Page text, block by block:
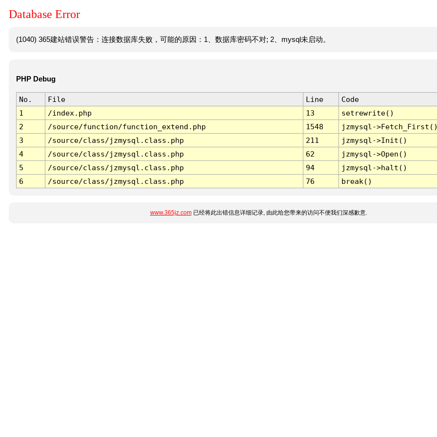
Database Error
(1040) 365建站错误警告：连接数据库失败，可能的原因：1、数据库密码不对; 2、mysql未启动。
PHP Debug
No. File Line
Code
1
/index.php 13
setrewrite()
2
/source/function/function_extend.php 1548
jzmysql-
3
/source/class/jzmysql.class.php 211
jzmysql->Init()
4
/source/class/jzmysql.class.php 62
jzmysql->Open()
5
/source/class/jzmysql.class.php 94
jzmysql->halt()
6
/source/class/jzmysql.class.php 76 break()
www.365jz.com已经将此出错信息详细记录, 由此给您带来的访问不便我们深感歉意.